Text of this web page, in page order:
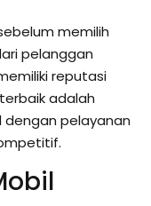
memilih
pelanggan
reputasi
adalah
pelayanan